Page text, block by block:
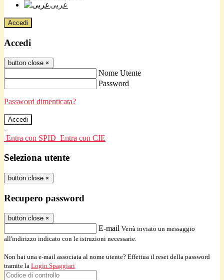
عربى
Accedi
Accedi
button close ×
Nome Utente
Password
Password dimenticata?
-
Entra con SPID Entra con CIE
Seleziona utente
button close ×
Recupero password
button close ×
E-mail Verrà inviato un messaggio
all'indirizzo indicato con le istruzioni necessarie.
Non hai una e-mail associata al nome utente? Effettua il reset della password
tramite la Login Spaggiari